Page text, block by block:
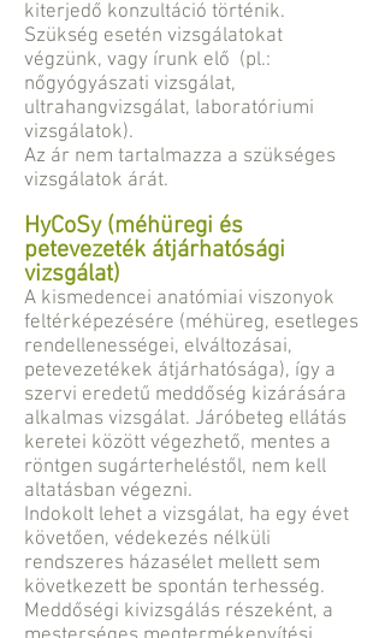
kiterjedő konzultáció történik.
Szükség esetén vizsgálatokat
végzünk, vagy írunk elő (pl.:
nőgyógyászati vizsgálat,
ultrahangvizsgálat, laboratóriumi
vizsgálatok).
Az ár nem tartalmazza a szükséges
vizsgálatok árát.
HyCoSy (méhüregi és
petevezeték átjárhatósági
vizsgálat)
A kismedencei anatómiai viszonyok
feltérképezésére (méhüreg, esetleges
rendellenességei, elváltozásai,
petevezetékek átjárhatósága), így a
szervi eredetű meddőség kizárására
alkalmas vizsgálat. Járóbeteg ellátás
keretei között végezhető, mentes a
röntgen sugárterheléstől, nem kell
altatásban végezni.
Indokolt lehet a vizsgálat, ha egy évet
követően, védekezés nélküli
rendszeres házasélet mellett sem
következett be spontán terhesség.
Meddőségi kivizsgálás részeként, a